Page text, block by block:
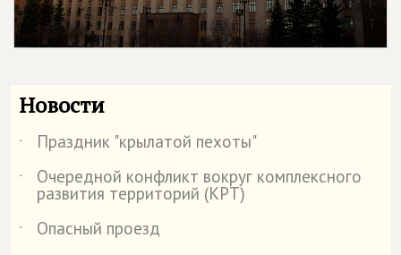
Новости
˙
Праздник "крылатой пехоты"
˙
Очередной конфликт вокруг комплексного
развития территорий (КРТ)
˙
Опасный проезд